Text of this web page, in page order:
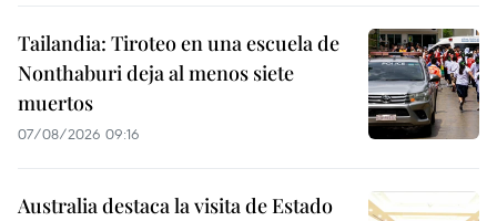
Tailandia: Tiroteo en una escuela de
Nonthaburi deja al menos siete
muertos
07/08/2026 09:16
Australia destaca la visita de Estado